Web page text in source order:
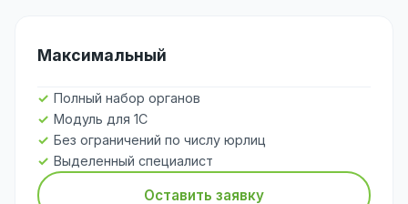
Максимальный
Полный набор органов
Модуль для 1С
Без ограничений по числу юрлиц
Выделенный специалист
Оставить заявку